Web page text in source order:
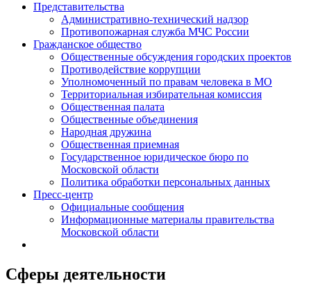
Представительства
Административно-технический надзор
Противопожарная служба МЧС России
Гражданское общество
Общественные обсуждения городских проектов
Противодействие коррупции
Уполномоченный по правам человека в МО
Территориальная избирательная комиссия
Общественная палата
Общественные объединения
Народная дружина
Общественная приемная
Государственное юридическое бюро по
Московской области
Политика обработки персональных данных
Пресс-центр
Официальные сообщения
Информационные материалы правительства
Московской области
Сферы деятельности